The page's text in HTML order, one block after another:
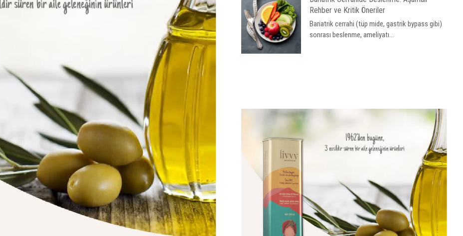
Rehber ve Kritik Öneriler
Bariatrik cerrahi (tüp mide, gastrik bypass gibi)
sonrası beslenme, ameliyatı...